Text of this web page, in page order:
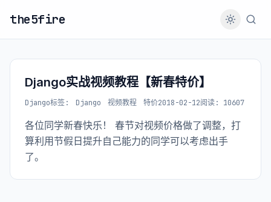
the5fire
Django实战视频教程【新春特价】
Django标签: Django 视频教程 特价2018-02-12阅读: 10607
各位同学新春快乐！ 春节对视频价格做了调整，打
算利用节假日提升自己能力的同学可以考虑出手
了。